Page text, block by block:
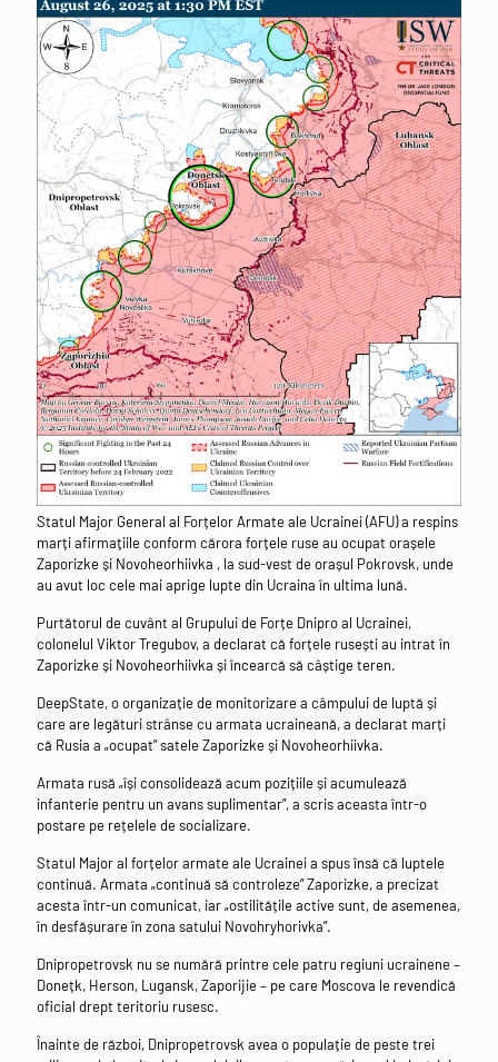
Statul Major General al Forțelor Armate ale Ucrainei (AFU) a respins
marți afirmațiile conform cărora forțele ruse au ocupat orașele
Zaporizke și Novoheorhiivka , la sud-vest de orașul Pokrovsk, unde
au avut loc cele mai aprige lupte din Ucraina în ultima lună.
Purtătorul de cuvânt al Grupului de Forțe Dnipro al Ucrainei,
colonelul Viktor Tregubov, a declarat că forțele rusești au intrat în
Zaporizke și Novoheorhiivka și încearcă să câștige teren.
DeepState, o organizație de monitorizare a câmpului de luptă și
care are legături strânse cu armata ucraineană, a declarat marți
că Rusia a „ocupat” satele Zaporizke și Novoheorhiivka.
Armata rusă „își consolidează acum pozițiile și acumulează
infanterie pentru un avans suplimentar”, a scris aceasta într-o
postare pe rețelele de socializare.
Statul Major al forțelor armate ale Ucrainei a spus însă că luptele
continuă. Armata „continuă să controleze” Zaporizke, a precizat
acesta într-un comunicat, iar „ostilitățile active sunt, de asemenea,
în desfășurare în zona satului Novohryhorivka”.
Dnipropetrovsk nu se numără printre cele patru regiuni ucrainene –
Donețk, Herson, Lugansk, Zaporijie – pe care Moscova le revendică
oficial drept teritoriu rusesc.
Înainte de război, Dnipropetrovsk avea o populație de peste trei